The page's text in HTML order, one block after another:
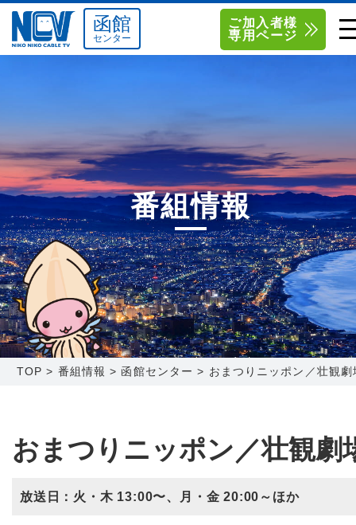
南東北センター（福島） 0120-173-577
函館センター 0138-34-2525
新潟センター 025-210-1200
単品料金
お得なセットプラン
料金シミュレーション
サポート
Q&A
センター情報
採用情報
お問い合わせ
南東北センター(米沢)
〒992-0044
山形県米沢市春日四丁目2-75
0238-24-2525
営業時間 9:00～18:00
南東北センター(福島)
〒960-8252
福島県福島市御山字一本松17-1-
1
0120-173-577
営業時間 9:15～18:00
函館
センター
ご加入者様
専用ページ
番組情報
TOP > 番組情報 > 函館センター > おまつりニッポン／壮観劇
おまつりニッポン／壮観劇
放送日：火・木 13:00〜、月・金 20:00～ほか